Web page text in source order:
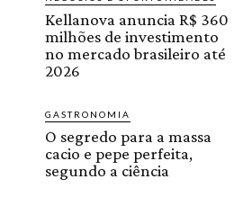
Kellanova anuncia R$ 360
milhões de investimento
no mercado brasileiro até
2026
GASTRONOMIA
O segredo para a massa
cacio e pepe perfeita,
segundo a ciência